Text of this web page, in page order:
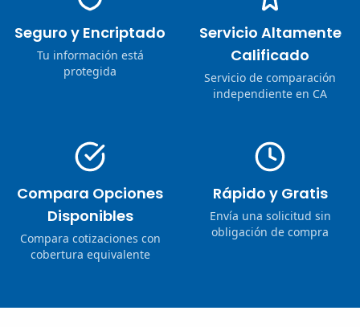
Seguro y Encriptado
Tu información está
protegida
Servicio Altamente
Calificado
Servicio de comparación
independiente en CA
Compara Opciones
Disponibles
Compara cotizaciones con
cobertura equivalente
Rápido y Gratis
Envía una solicitud sin
obligación de compra